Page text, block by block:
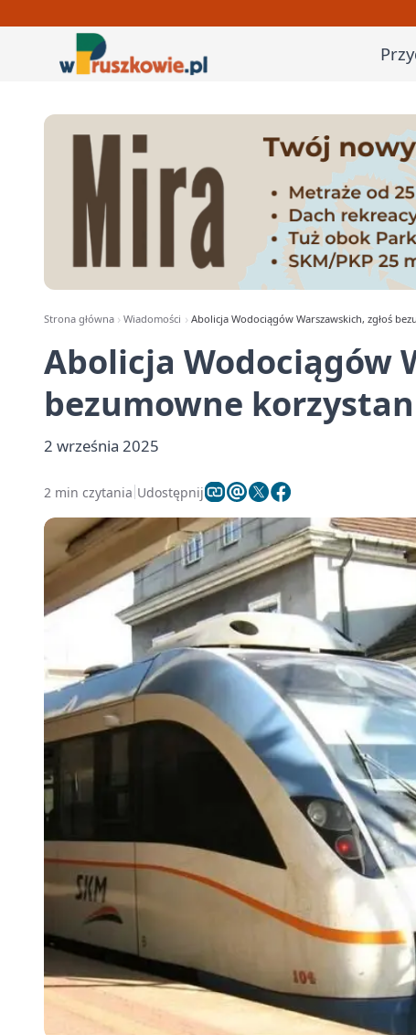
Strona główna Wiadomości Abolicja Wodociągów Warszawskich, zgłoś
Abolicja Wodociągów
bezumowne
2 września 2025
2 min czytania Udostępnij